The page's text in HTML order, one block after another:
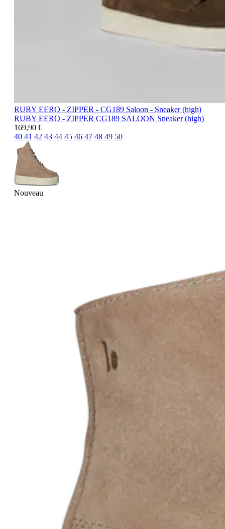
RUBY EERO - ZIPPER - CG189 Saloon - Sneaker (high)
RUBY EERO - ZIPPER CG189 SALOON Sneaker (high)
169,90 €
40 41 42 43 44 45 46 47 48 49 50
Nouveau